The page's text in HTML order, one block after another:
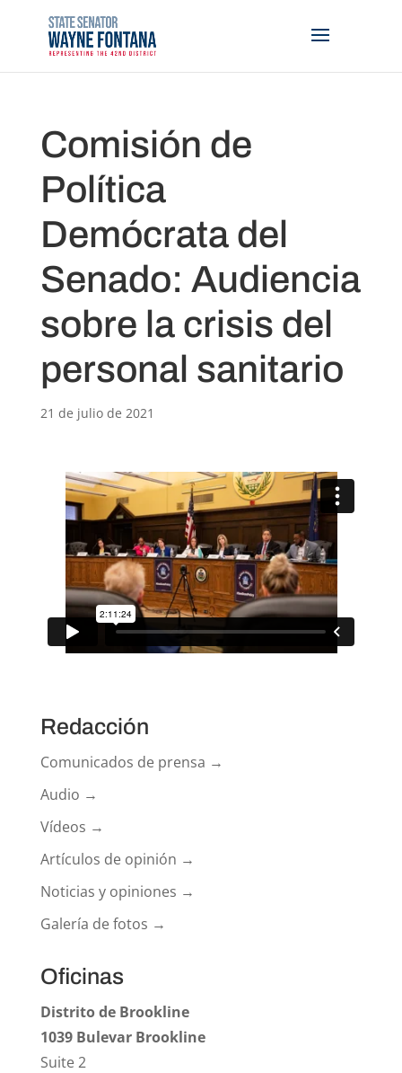
Comisión de
Política
Demócrata del
Senado: Audiencia
sobre la crisis del
personal sanitario
21 de julio de 2021
Redacción
Comunicados de prensa →
Audio →
Vídeos →
Artículos de opinión →
Noticias y opiniones →
Galería de fotos →
Oficinas
Distrito de Brookline
1039 Bulevar Brookline
Suite 2